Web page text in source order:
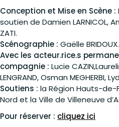
Conception et Mise en Scène :
soutien de Damien LARNICOL,
ZATI.
Scénographie : Gaëlle BRIDOUX.
Avec les acteur.rice.s
compagnie : Lucie
LENGRAND, Osman MEGHERBI,
Soutiens : la Région Hauts-
Nord et la Ville de Villeneuve
Pour réserver : cliquez ici